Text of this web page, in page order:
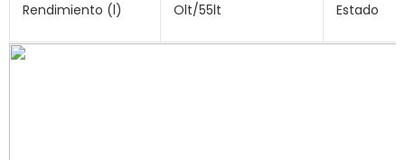
Rendimiento (l) Olt/55lt Estado